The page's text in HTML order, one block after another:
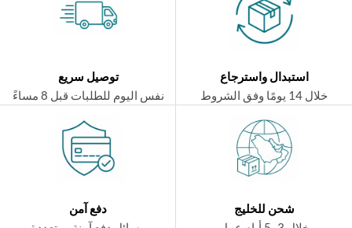
استبدال واسترجاع
توصيل سريع
نفس اليوم للطلبات قبل 8 مساءً
شحن للخليج
دفع آمن